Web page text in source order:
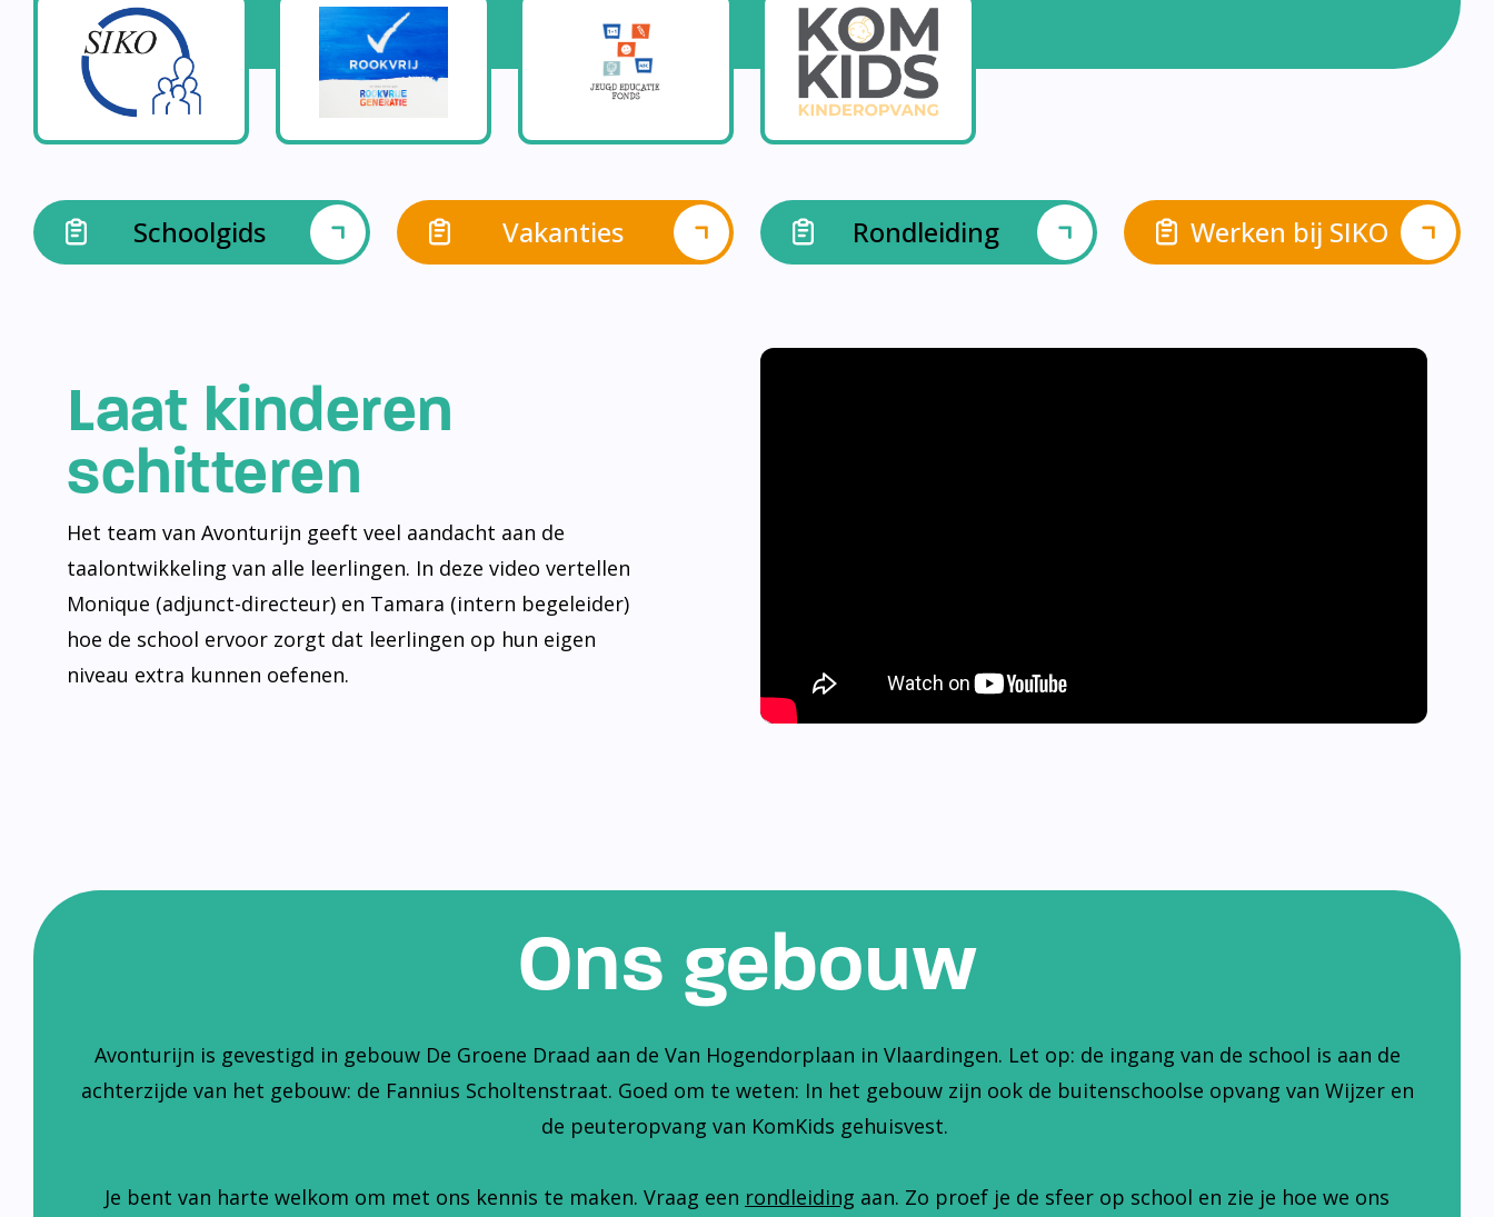
Schoolgids Vakanties Rondleiding Werken bij SIKO
Laat kinderen
schitteren
Het team van Avonturijn geeft veel aandacht aan de
taalontwikkeling van alle leerlingen. In deze video vertellen
Monique (adjunct-directeur) en Tamara (intern begeleider)
hoe de school ervoor zorgt dat leerlingen op hun eigen
niveau extra kunnen oefenen.
Ons gebouw
Avonturijn is gevestigd in gebouw De Groene Draad aan de Van Hogendorplaan in Vlaardingen. Let op: de ingang van de school is aan de
achterzijde van het gebouw: de Fannius Scholtenstraat. Goed om te weten: In het gebouw zijn ook de buitenschoolse opvang van Wijzer en
de peuteropvang van KomKids gehuisvest.
Je bent van harte welkom om met ons kennis te maken. Vraag een rondleiding aan. Zo proef je de sfeer op school en zie je hoe we ons